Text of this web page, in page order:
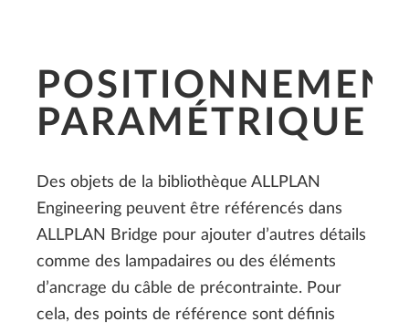
PARAMÉTRIQUE
Des objets de la bibliothèque ALLPLAN
Engineering peuvent être référencés dans
ALLPLAN Bridge pour ajouter d’autres détails
comme des lampadaires ou des éléments
d’ancrage du câble de précontrainte. Pour
cela, des points de référence sont définis